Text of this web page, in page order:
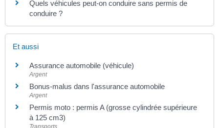
Quels véhicules peut-on conduire sans permis de
conduire ?
Et aussi
Assurance automobile (véhicule)
Argent
Bonus-malus dans l'assurance automobile
Argent
Permis moto : permis A (grosse cylindrée supérieure
à 125 cm3)
Transports